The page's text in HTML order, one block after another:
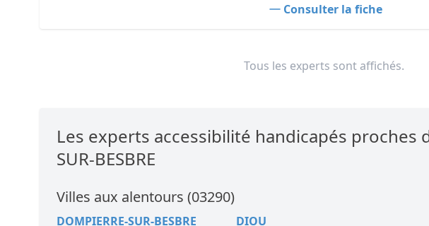
Consulter la fiche
Tous les experts sont affichés.
Les experts accessibilité handicapés proches
SUR-BESBRE
Villes aux alentours (03290)
DOMPIERRE-SUR-BESBRE DIOU